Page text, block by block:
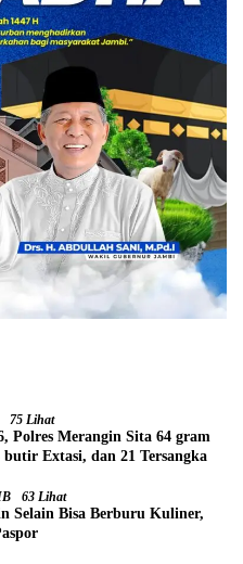
75 Lihat
Polres Merangin Sita 64 gram
Extasi, dan 21 Tersangka
63 Lihat
Selain Bisa Berburu Kuliner,